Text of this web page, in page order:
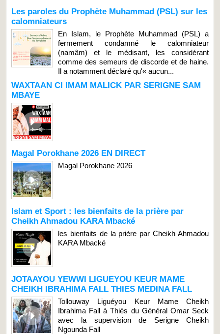
Les paroles du Prophète Muhammad (PSL) sur les
calomniateurs
En Islam, le Prophète Muhammad (PSL) a
fermement condamné le calomniateur
(namâm) et le médisant, les considérant
comme des semeurs de discorde et de haine.
Il a notamment déclaré qu'« aucun...
WAXTAAN CI IMAM MALICK PAR SERIGNE SAM
MBAYE
Magal Porokhane 2026 EN DIRECT
Magal Porokhane 2026
Islam et Sport : les bienfaits de la prière par
Cheikh Ahmadou KARA Mbacké
les bienfaits de la prière par Cheikh Ahmadou
KARA Mbacké
JOTAAYOU YEWWI LIGUEYOU KEUR MAME
CHEIKH IBRAHIMA FALL THIES MEDINA FALL
Tollouway Liguéyou Keur Mame Cheikh
Ibrahima Fall à Thiés du Général Omar Seck
avec la supervision de Serigne Cheikh
Ngounda Fall